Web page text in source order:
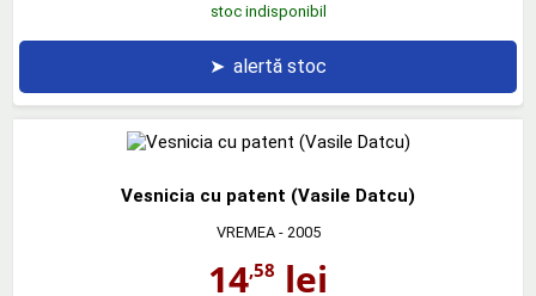
stoc indisponibil
➤ alertă stoc
Vesnicia cu patent (Vasile Datcu)
VREMEA- 2005
14,58 lei